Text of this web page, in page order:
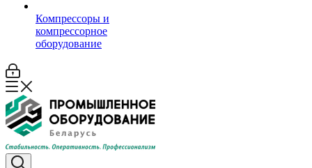
Компрессоры и
компрессорное
оборудование